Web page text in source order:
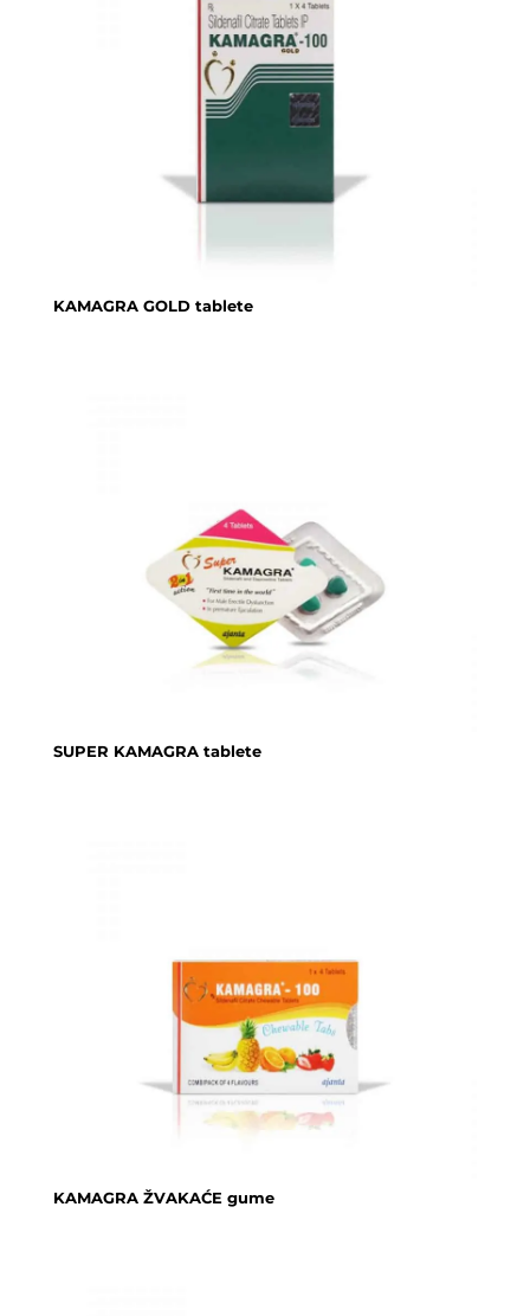
KAMAGRA GOLD tablete
SUPER KAMAGRA tablete
KAMAGRA ŽVAKAĆE gume